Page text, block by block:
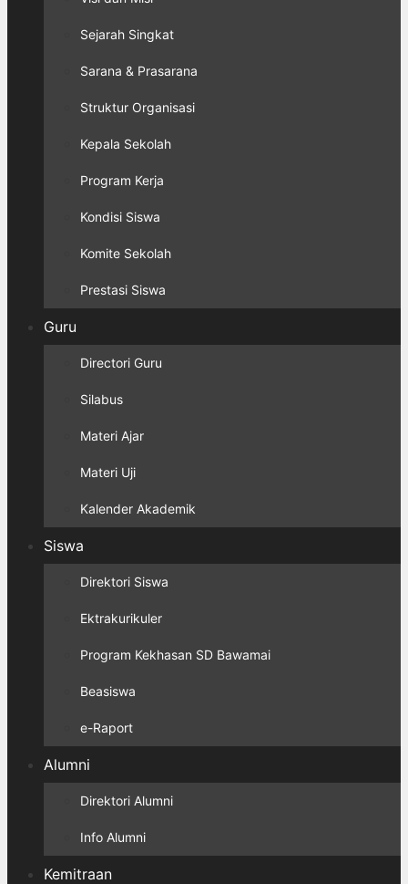
Sejarah Singkat
Sarana & Prasarana
Struktur Organisasi
Kepala Sekolah
Program Kerja
Kondisi Siswa
Komite Sekolah
Prestasi Siswa
Guru
Directori Guru
Silabus
Materi Ajar
Materi Uji
Kalender Akademik
Siswa
Direktori Siswa
Ektrakurikuler
Program Kekhasan SD Bawamai
Beasiswa
e-Raport
Alumni
Direktori Alumni
Info Alumni
Kemitraan